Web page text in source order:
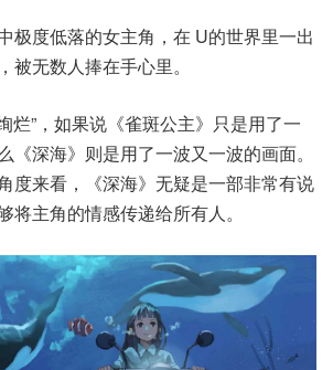
极度低落的女主角，在 U的世界里一出
被无数人捧在手心里。
烂”，如果说《雀斑公主》只是用了一
《深海》则是用了一波又一波的画面。
度来看，《深海》无疑是一部非常有说
将主角的情感传递给所有人。